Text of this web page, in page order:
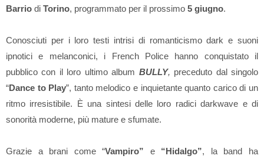
Barrio di Torino, programmato per il prossimo 5 giugno.
Conosciuti per i loro testi intrisi di romanticismo dark e suoni
ipnotici e melanconici, i French Police hanno conquistato il
pubblico con il loro ultimo album BULLY, preceduto dal singolo
“Dance to Play”, tanto melodico e inquietante quanto carico di un
ritmo irresistibile. È una sintesi delle loro radici darkwave e di
sonorità moderne, più mature e sfumate.
Grazie a brani come “Vampiro” e “Hidalgo”, la band ha